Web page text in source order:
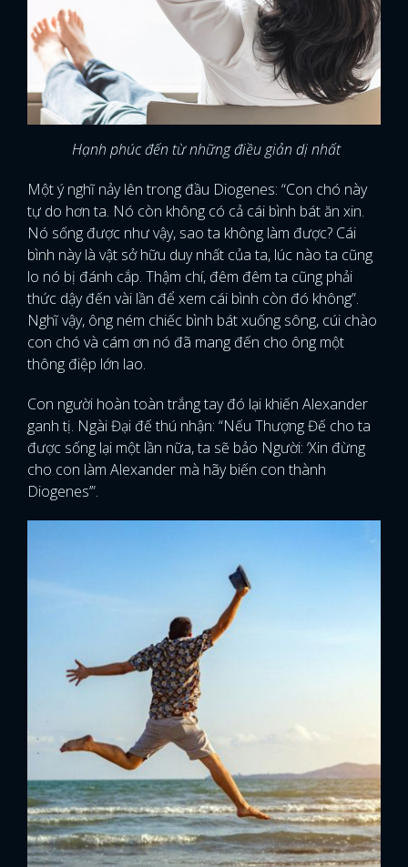
Hạnh phúc đến từ những điều giản dị nhất
Một ý nghĩ nảy lên trong đầu Diogenes: “Con chó này
tự do hơn ta. Nó còn không có cả cái bình bát ăn xin.
Nó sống được như vậy, sao ta không làm được? Cái
bình này là vật sở hữu duy nhất của ta, lúc nào ta cũng
lo nó bị đánh cắp. Thậm chí, đêm đêm ta cũng phải
thức dậy đến vài lần để xem cái bình còn đó không”.
Nghĩ vậy, ông ném chiếc bình bát xuống sông, cúi chào
con chó và cám ơn nó đã mang đến cho ông một
thông điệp lớn lao.
Con người hoàn toàn trắng tay đó lại khiến Alexander
ganh tị. Ngài Đại đế thú nhận: “Nếu Thượng Đế cho ta
được sống lại một lần nữa, ta sẽ bảo Người: ‘Xin đừng
cho con làm Alexander mà hãy biến con thành
Diogenes’”.